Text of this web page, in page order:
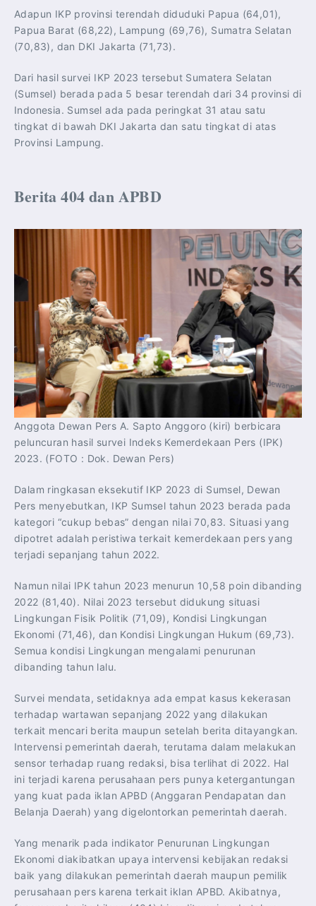
Adapun IKP provinsi terendah diduduki Papua (64,01),
Papua Barat (68,22), Lampung (69,76), Sumatra Selatan
(70,83), dan DKI Jakarta (71,73).
Dari hasil survei IKP 2023 tersebut Sumatera Selatan
(Sumsel) berada pada 5 besar terendah dari 34 provinsi di
Indonesia. Sumsel ada pada peringkat 31 atau satu
tingkat di bawah DKI Jakarta dan satu tingkat di atas
Provinsi Lampung.
Berita 404 dan APBD
Anggota Dewan Pers A. Sapto Anggoro (kiri) berbicara
peluncuran hasil survei Indeks Kemerdekaan Pers (IPK)
2023. (FOTO : Dok. Dewan Pers)
Dalam ringkasan eksekutif IKP 2023 di Sumsel, Dewan
Pers menyebutkan, IKP Sumsel tahun 2023 berada pada
kategori “cukup bebas” dengan nilai 70,83. Situasi yang
dipotret adalah peristiwa terkait kemerdekaan pers yang
terjadi sepanjang tahun 2022.
Namun nilai IPK tahun 2023 menurun 10,58 poin dibanding
2022 (81,40). Nilai 2023 tersebut didukung situasi
Lingkungan Fisik Politik (71,09), Kondisi Lingkungan
Ekonomi (71,46), dan Kondisi Lingkungan Hukum (69,73).
Semua kondisi Lingkungan mengalami penurunan
dibanding tahun lalu.
Survei mendata, setidaknya ada empat kasus kekerasan
terhadap wartawan sepanjang 2022 yang dilakukan
terkait mencari berita maupun setelah berita ditayangkan.
Intervensi pemerintah daerah, terutama dalam melakukan
sensor terhadap ruang redaksi, bisa terlihat di 2022. Hal
ini terjadi karena perusahaan pers punya ketergantungan
yang kuat pada iklan APBD (Anggaran Pendapatan dan
Belanja Daerah) yang digelontorkan pemerintah daerah.
Yang menarik pada indikator Penurunan Lingkungan
Ekonomi diakibatkan upaya intervensi kebijakan redaksi
baik yang dilakukan pemerintah daerah maupun pemilik
perusahaan pers karena terkait iklan APBD. Akibatnya,